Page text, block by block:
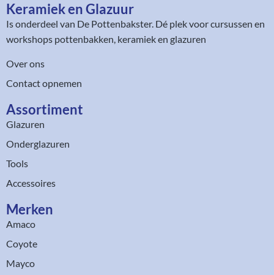
Keramiek en Glazuur​
Is onderdeel van De Pottenbakster. Dé plek voor cursussen en
workshops pottenbakken, keramiek en glazuren
Over ons
Contact opnemen
Assortiment​
Glazuren
Onderglazuren
Tools
Accessoires
Merken
Amaco
Coyote
Mayco